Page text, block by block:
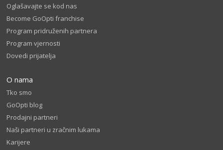
Oglašavajte se kod nas
Become GoOpti franchise
Program pridruženih partnera
Program vjernosti
Dovedi prijatelja
O nama
Tko smo
GoOpti blog
Prodajni partneri
Naši partneri u zračnim lukama
Karijere